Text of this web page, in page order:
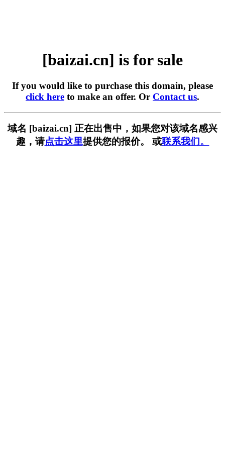
[baizai.cn] is for sale
If you would like to purchase this domain, please
click here to make an offer. Or Contact us.
域名 [baizai.cn] 正在出售中，如果您对该域名感兴
趣，请点击这里提供您的报价。 或联系我们。